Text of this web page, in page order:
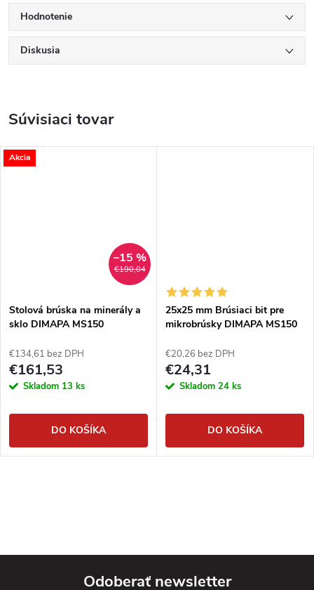
Hodnotenie
Diskusia
Súvisiaci tovar
Akcia
€190,04
–15 %
Stolová brúska na minerály a
sklo DIMAPA MS150
€134,61 bez DPH
€161,53
Skladom 13 ks
DO KOŠÍKA
25x25 mm Brúsiaci bit pre
mikrobrúsky DIMAPA MS150
€20,26 bez DPH
€24,31
Skladom 24 ks
DO KOŠÍKA
Odoberať newsletter